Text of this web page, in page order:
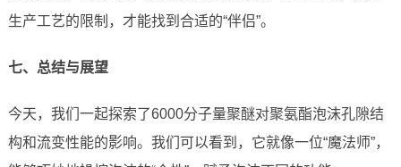
生产工艺的限制，才能找到合适的“伴侣”。
七、总结与展望
今天，我们一起探索了6000分子量聚醚对聚氨酯泡沫孔隙结
构和流变性能的影响。我们可以看到，它就像一位“魔法师”，